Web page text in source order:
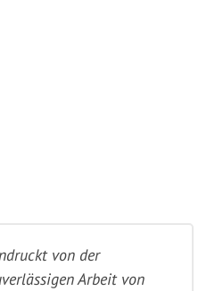
von der
Arbeit von